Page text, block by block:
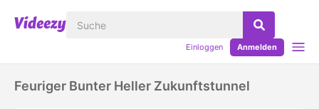
Einloggen Anmelden
Feuriger Bunter Heller Zukunftstunnel